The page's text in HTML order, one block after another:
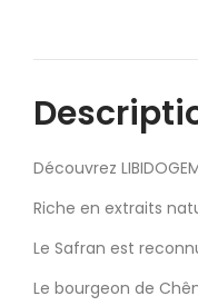
Découvrez
Riche en extraits
Le Safran est
Le bourgeon de